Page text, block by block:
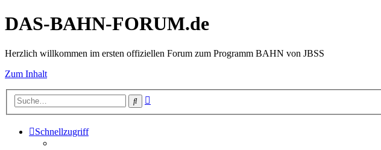
DAS-BAHN-FORUM.de
Herzlich willkommen im ersten offiziellen Forum zum Programm BAHN von JBSS
Zum Inhalt
Suche
Schnellzugriff